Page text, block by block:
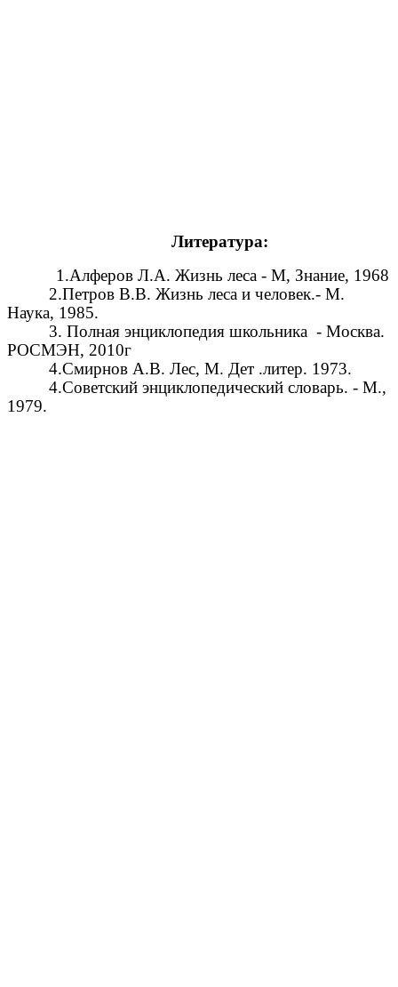
Литература:
1.Алферов Л.А. Жизнь леса - М, Знание, 1968
2.Петров В.В. Жизнь леса и человек.- М.
Наука, 1985.
3. Полная энциклопедия школьника - Москва.
РОСМЭН, 2010г
4.Смирнов А.В. Лес, М. Дет .литер. 1973.
4.Советский энциклопедический словарь. - М.,
1979.